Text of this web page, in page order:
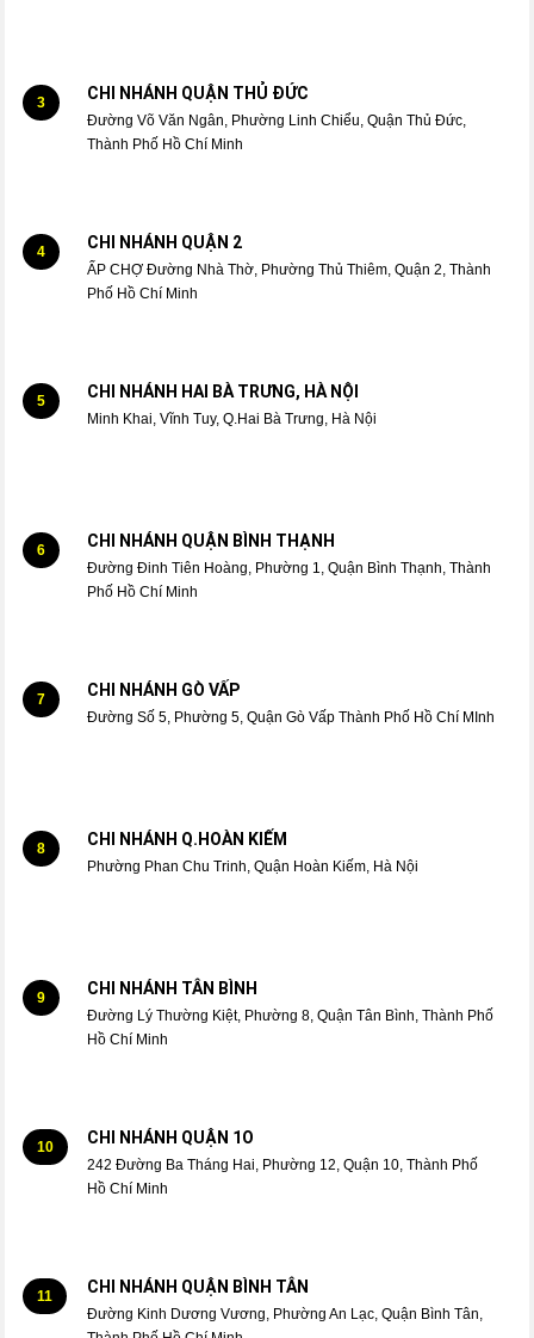
3 CHI NHÁNH QUẬN THỦ ĐỨC
Đường Võ Văn Ngân, Phường Linh Chiểu, Quận Thủ Đức,
Thành Phố Hồ Chí Minh
4 CHI NHÁNH QUẬN 2
ẤP CHỢ Đường Nhà Thờ, Phường Thủ Thiêm, Quận 2, Thành
Phố Hồ Chí Minh
5 CHI NHÁNH HAI BÀ TRƯNG, HÀ NỘI
Minh Khai, Vĩnh Tuy, Q.Hai Bà Trưng, Hà Nội
6 CHI NHÁNH QUẬN BÌNH THẠNH
Đường Đinh Tiên Hoàng, Phường 1, Quận Bình Thạnh, Thành
Phố Hồ Chí Minh
7 CHI NHÁNH GÒ VẤP
Đường Số 5, Phường 5, Quận Gò Vấp Thành Phố Hồ Chí MInh
8 CHI NHÁNH Q.HOÀN KIẾM
Phường Phan Chu Trinh, Quận Hoàn Kiếm, Hà Nội
9 CHI NHÁNH TÂN BÌNH
Đường Lý Thường Kiệt, Phường 8, Quận Tân Bình, Thành Phố
Hồ Chí Minh
10 CHI NHÁNH QUẬN 1O
242 Đường Ba Tháng Hai, Phường 12, Quận 10, Thành Phố
Hồ Chí Minh
11 CHI NHÁNH QUẬN BÌNH TÂN
Đường Kinh Dương Vương, Phường An Lạc, Quận Bình Tân,